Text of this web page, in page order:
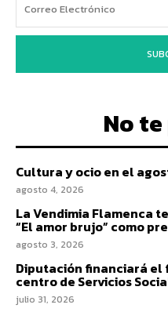
No
Cultura y ocio en el
agosto 4, 2026
La Vendimia Flamenca
“El amor brujo” como
agosto 3, 2026
Diputación financiará
centro de Servicios
julio 31, 2026